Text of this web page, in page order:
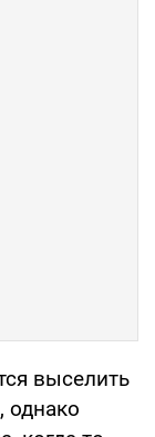
выселить
однако